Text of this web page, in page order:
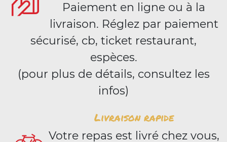
Paiement en ligne ou à la
livraison. Réglez par paiement
sécurisé, cb, ticket restaurant,
espèces.
(pour plus de détails, consultez les
infos)
Livraison rapide
Votre repas est livré chez vous,